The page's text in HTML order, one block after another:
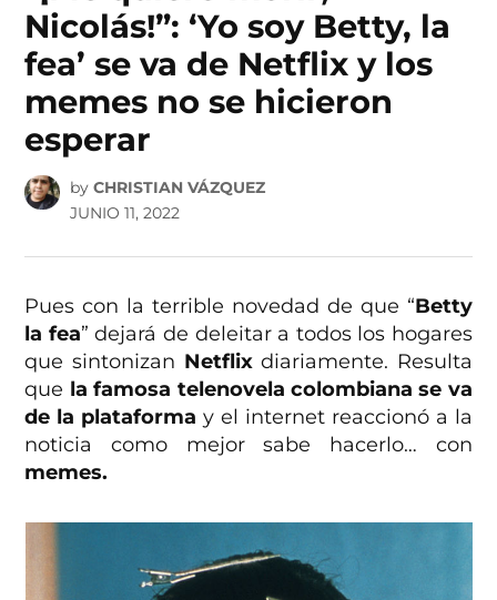
Nicolás!”: ‘Yo soy Betty, la
fea’ se va de Netflix y los
memes no se hicieron
esperar
by CHRISTIAN VÁZQUEZ
JUNIO 11, 2022
Pues con la terrible novedad de que “Betty
la fea” dejará de deleitar a todos los hogares
que sintonizan Netflixdiariamente. Resulta
que la famosa telenovela colombiana se va
de la plataformay el internet reaccionó a la
noticia como mejor sabe hacerlo… con
memes.